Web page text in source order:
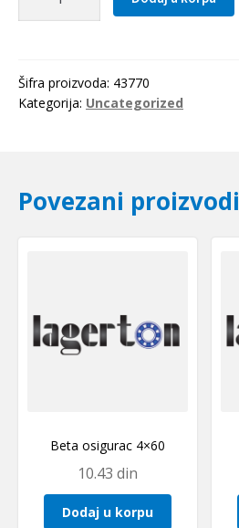
(bronzana)
SKF
Šifra proizvoda: 43770
Kategorija: Uncategorized
Povezani proizvodi
Beta osigurac 4×60
10.43 din
Dodaj u korpu